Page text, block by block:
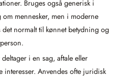
Bruges også generisk i
mennesker, men i moderne
normalt til kønnet betydning og
i en sag, aftale eller
interesser. Anvendes ofte juridisk